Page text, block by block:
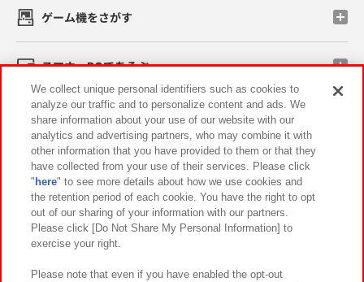
ゲーム機をさがす
スマホ・PCであそぶ
イベント・キャンペーン
関連会社 サステナビリティ サイトポリシー
プライバシーポリシー ウェブアクセシビリティ方針と検証結果
お取引先さまとともに
カスタマーハラスメント対応方針 よくあるご質問・お問い合わせ
We collect unique personal identifiers such as cookies to
analyze our traffic and to personalize content and ads. We
share information about your use of our website with our
analytics and advertising partners, who may combine it with
other information that you have provided to them or that they
have collected from your use of their services. Please click
" here" to see more details about how we use cookies and
the retention period of each cookie. You have the right to opt
out of our sharing of your information with our partners.
Please click [Do Not Share My Personal Information] to
exercise your right.
Please note that even if you have enabled the opt-out